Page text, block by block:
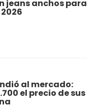
jeans anchos para
al mercado:
el precio de sus